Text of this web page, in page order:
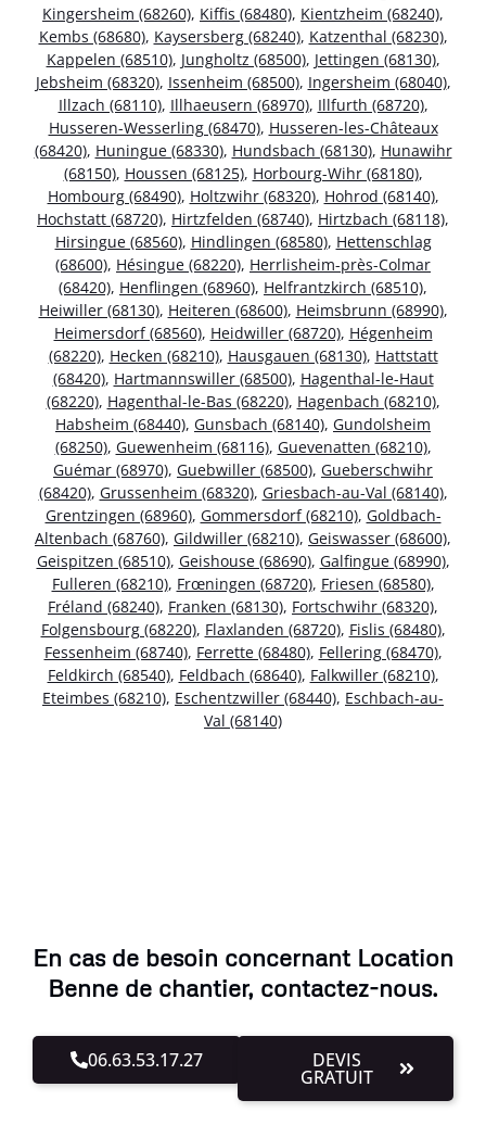
Kingersheim (68260), Kiffis (68480), Kientzheim (68240),
Kembs (68680), Kaysersberg (68240), Katzenthal (68230),
Kappelen (68510), Jungholtz (68500), Jettingen (68130),
Jebsheim (68320), Issenheim (68500), Ingersheim (68040),
Illzach (68110), Illhaeusern (68970), Illfurth (68720),
Husseren-Wesserling (68470), Husseren-les-Châteaux
(68420), Huningue (68330), Hundsbach (68130), Hunawihr
(68150), Houssen (68125), Horbourg-Wihr (68180),
Hombourg (68490), Holtzwihr (68320), Hohrod (68140),
Hochstatt (68720), Hirtzfelden (68740), Hirtzbach (68118),
Hirsingue (68560), Hindlingen (68580), Hettenschlag
(68600), Hésingue (68220), Herrlisheim-près-Colmar
(68420), Henflingen (68960), Helfrantzkirch (68510),
Heiwiller (68130), Heiteren (68600), Heimsbrunn (68990),
Heimersdorf (68560), Heidwiller (68720), Hégenheim
(68220), Hecken (68210), Hausgauen (68130), Hattstatt
(68420), Hartmannswiller (68500), Hagenthal-le-Haut
(68220), Hagenthal-le-Bas (68220), Hagenbach (68210),
Habsheim (68440), Gunsbach (68140), Gundolsheim
(68250), Guewenheim (68116), Guevenatten (68210),
Guémar (68970), Guebwiller (68500), Gueberschwihr
(68420), Grussenheim (68320), Griesbach-au-Val (68140),
Grentzingen (68960), Gommersdorf (68210), Goldbach-
Altenbach (68760), Gildwiller (68210), Geiswasser (68600),
Geispitzen (68510), Geishouse (68690), Galfingue (68990),
Fulleren (68210), Frœningen (68720), Friesen (68580),
Fréland (68240), Franken (68130), Fortschwihr (68320),
Folgensbourg (68220), Flaxlanden (68720), Fislis (68480),
Fessenheim (68740), Ferrette (68480), Fellering (68470),
Feldkirch (68540), Feldbach (68640), Falkwiller (68210),
Eteimbes (68210), Eschentzwiller (68440), Eschbach-au-
Val (68140)
En cas de besoin concernant Location
Benne de chantier, contactez-nous.
06.63.53.17.27 DEVIS
GRATUIT